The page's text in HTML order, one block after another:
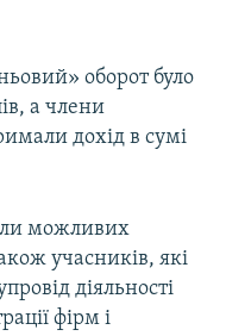
оборот було
а члени
дохід в сумі
можливих
учасників, які
діяльності
фірм і